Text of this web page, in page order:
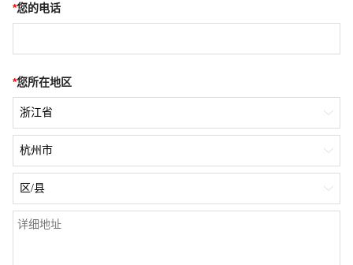
*您的电话
*您所在地区
浙江省 
杭州市 
区/县 